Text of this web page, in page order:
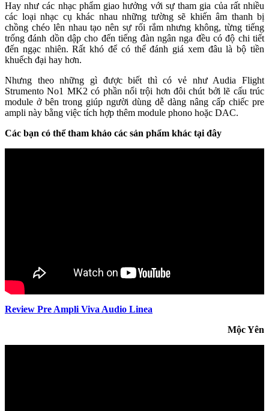
Hay như các nhạc phẩm giao hưởng với sự tham gia của rất nhiều
các loại nhạc cụ khác nhau những tường sẽ khiến âm thanh bị
chồng chéo lên nhau tạo nên sự rối rắm nhưng không, từng tiếng
trống đánh dồn dập cho đến tiếng đàn ngân nga đều có độ chi tiết
đến ngạc nhiên. Rất khó để có thể đánh giá xem đâu là bộ tiền
khuếch đại hay hơn.
Nhưng theo những gì được biết thì có vẻ như Audia Flight
Strumento No1 MK2 có phần nổi trội hơn đôi chút bởi lẽ cấu trúc
module ở bên trong giúp người dùng dễ dàng nâng cấp chiếc pre
ampli này bằng việc tích hợp thêm module phono hoặc DAC.
Các bạn có thể tham khảo các sản phẩm khác tại đây
Review Pre Ampli Viva Audio Linea
Mộc Yên